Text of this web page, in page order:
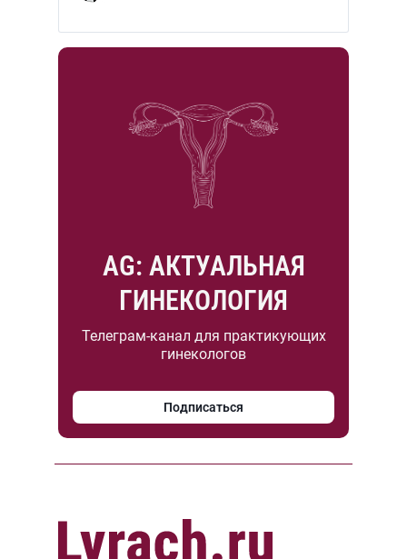
AG: АКТУАЛЬНАЯ
ГИНЕКОЛОГИЯ
Телеграм-канал для практикующих
гинекологов
Подписаться